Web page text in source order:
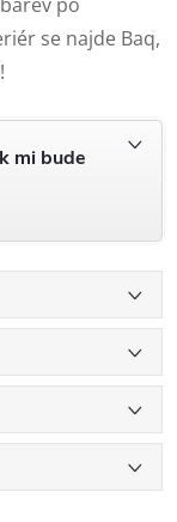
se najde Baq,
mi bude